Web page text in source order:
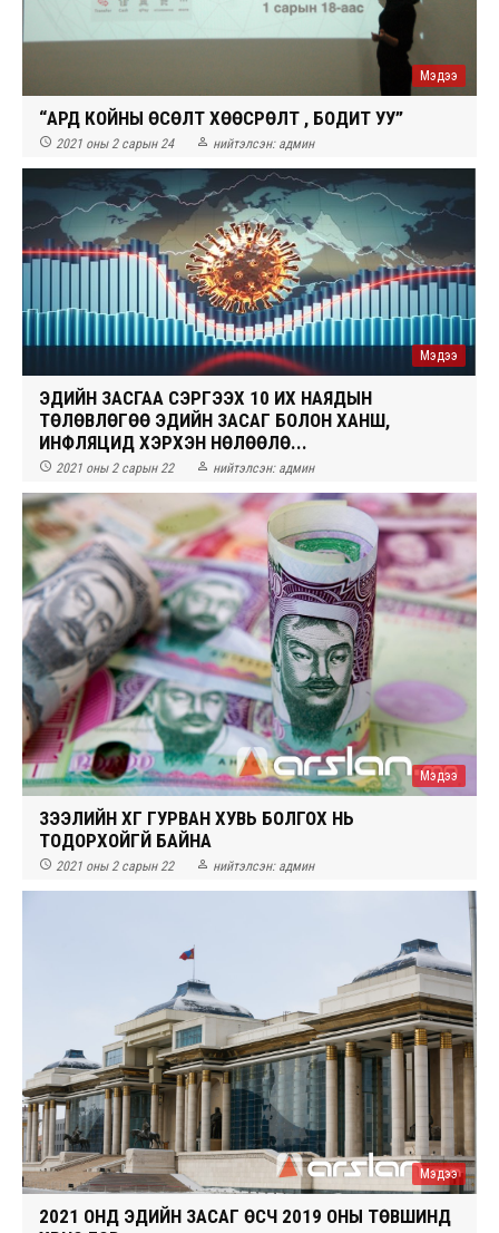
Мэдээ
“АРД КОЙНЫ ӨСӨЛТ ХӨӨСРӨЛТ ҮҮ, БОДИТ УУ”
 2021 оны 2 сарын 24  нийтэлсэн: админ
Мэдээ
ЭДИЙН ЗАСГАА СЭРГЭЭХ 10 ИХ НАЯДЫН
ТӨЛӨВЛӨГӨӨ ЭДИЙН ЗАСАГ БОЛОН ХАНШ,
ИНФЛЯЦИД ХЭРХЭН НӨЛӨӨЛӨ...
 2021 оны 2 сарын 22  нийтэлсэн: админ
Мэдээ
ЗЭЭЛИЙН ХҮҮГ ГУРВАН ХУВЬ БОЛГОХ НЬ
ТОДОРХОЙГҮЙ БАЙНА
 2021 оны 2 сарын 22  нийтэлсэн: админ
Мэдээ
2021 ОНД ЭДИЙН ЗАСАГ ӨСЧ 2019 ОНЫ ТӨВШИНД